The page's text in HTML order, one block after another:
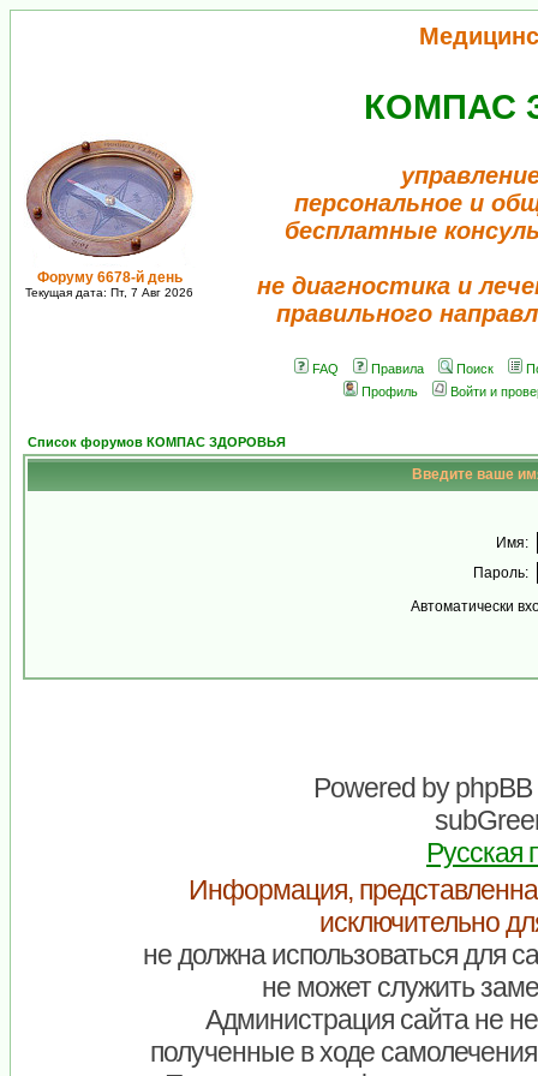
Форуму 6678-й день
Текущая дата: Пт, 7 Авг 2026
КОМПАС
персональное и
бесплатные
не диагностика и
правильного
FAQ Правила Поиск
Профиль
Войти и
Список форумов КОМПАС ЗДОРОВЬЯ
Введите ваше
Имя:
Пароль:
Автоматически
Powered byphpBB
Русская
Информация,
исключительно
не должна использоваться для
не может служить
Администрация сайта не
полученные в ходе